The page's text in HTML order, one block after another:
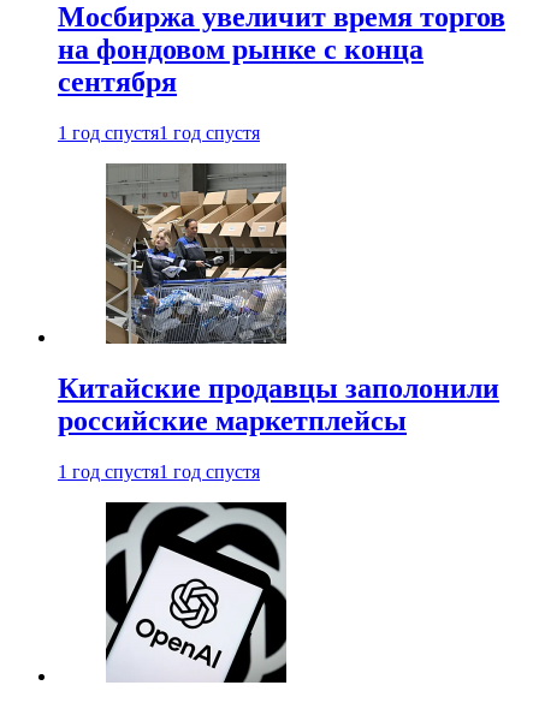
Мосбиржа увеличит время торгов
на фондовом рынке с конца
сентября
1 год спустя1 год спустя
Китайские продавцы заполонили
российские маркетплейсы
1 год спустя1 год спустя